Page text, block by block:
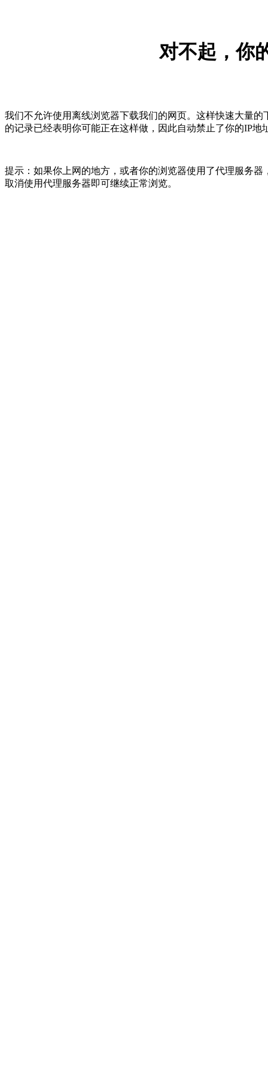
对不起，你
我们不允许使用离线浏览器下载我们的网页。这样快速大量
的记录已经表明你可能正在这样做，因此自动禁止了你的IP
提示：如果你上网的地方，或者你的浏览器使用了代理服务
取消使用代理服务器即可继续正常浏览。